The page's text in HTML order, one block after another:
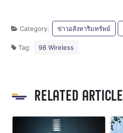
Category: ข่าวอสังหาริมทรัพย์
Tag: 98 Wireless
RELATED ARTICLE